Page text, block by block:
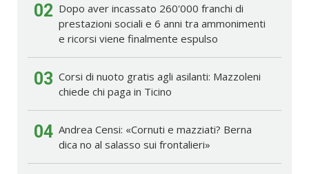
02 Dopo aver incassato 260'000 franchi di
prestazioni sociali e 6 anni tra ammonimenti
e ricorsi viene finalmente espulso
03 Corsi di nuoto gratis agli asilanti: Mazzoleni
chiede chi paga in Ticino
04 Andrea Censi: «Cornuti e mazziati? Berna
dica no al salasso sui frontalieri»